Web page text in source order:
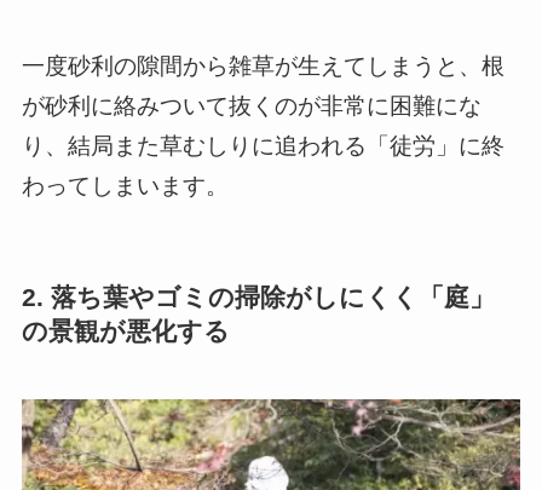
一度砂利の隙間から雑草が生えてしまうと、根
が砂利に絡みついて抜くのが非常に困難にな
り、結局また草むしりに追われる「徒労」に終
わってしまいます。
2. 落ち葉やゴミの掃除がしにくく「庭」
の景観が悪化する